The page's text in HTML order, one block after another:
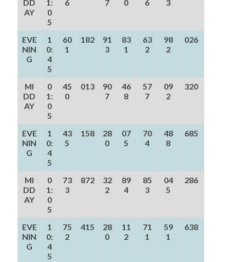
DD
AY
1:
0
5
6
7
0
6
3
EVE
NIN
G
1
0:
4
5
60
1
182
91
3
83
1
63
2
98
2
026
MI
DD
AY
0
1:
0
5
45
0
013
90
7
46
8
57
7
09
2
320
EVE
NIN
G
1
0:
4
5
43
5
158
28
0
07
5
70
4
48
8
685
MI
DD
AY
0
1:
0
5
73
3
872
32
2
89
4
85
3
04
5
286
EVE
NIN
G
1
0:
4
5
75
2
415
28
0
11
2
71
1
59
1
638